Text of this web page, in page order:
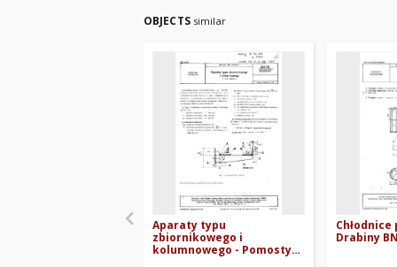
OBJECTS similar
Aparaty typu
zbiornikowego i
kolumnowego - Pomosty
Drabiny